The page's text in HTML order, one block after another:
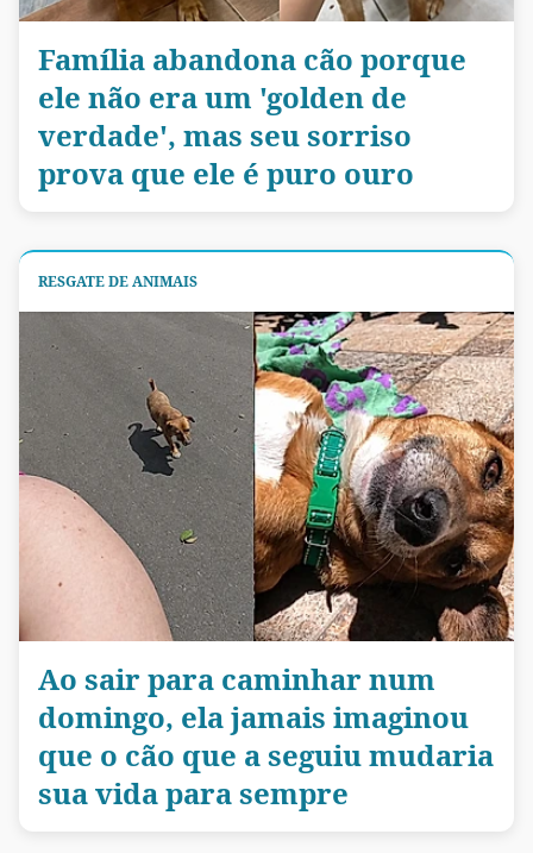
Família abandona cão porque
ele não era um 'golden de
verdade', mas seu sorriso
prova que ele é puro ouro
RESGATE DE ANIMAIS
Ao sair para caminhar num
domingo, ela jamais imaginou
que o cão que a seguiu mudaria
sua vida para sempre